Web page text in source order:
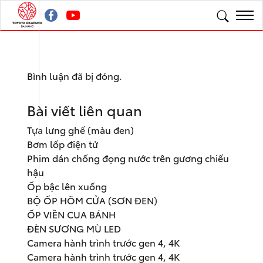
Bình luận đã bị đóng.
Bài viết liên quan
Tựa lưng ghế (màu đen)
Bơm lốp điện tử
Phim dán chống đọng nước trên gương chiếu
hậu
Ốp bậc lên xuống
BỘ ỐP HÕM CỬA (SƠN ĐEN)
ỐP VIỀN CUA BÁNH
ĐÈN SƯƠNG MÙ LED
Camera hành trình trước gen 4, 4K
Camera hành trình trước gen 4, 4K